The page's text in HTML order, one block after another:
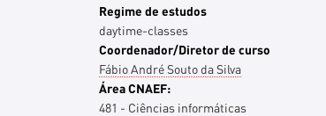
Regime de estudos
daytime-classes
Coordenador/Diretor de curso
Fábio André Souto da Silva
Área CNAEF:
481 - Ciências informáticas